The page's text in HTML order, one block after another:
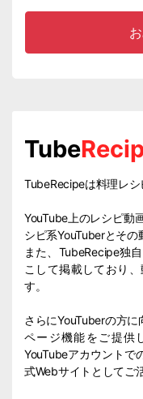
Tube
TubeRecipeは料理レシ
YouTube上のレシピ動
シピ系YouTuberとその
また、TubeRecipe独
こして掲載しており
す。
さらにYouTuberの方
ページ機能をご提供
YouTubeアカウントで
式Webサイトとしてご